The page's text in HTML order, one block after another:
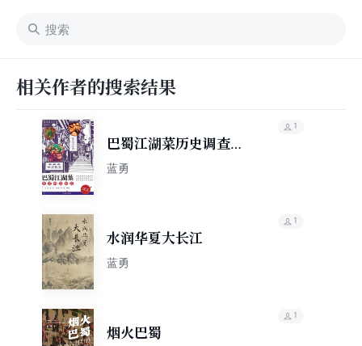
相关作者的搜索结果
巴蜀江湖菜历史调查报
告
蓝勇
1
水润华夏大长江
蓝勇
1
烟火巴蜀
1